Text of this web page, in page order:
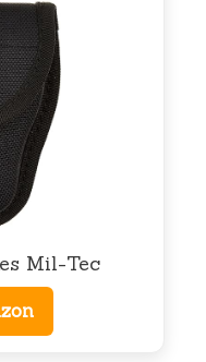
Mil-Tec